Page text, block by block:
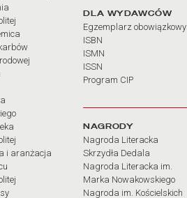
i aranżacja
DLA WYDAWCÓW
Egzemplarz obowiązkowy
ISBN
ISMN
ISSN
Program CIP
NAGRODY
Nagroda Literacka
Skrzydła Dedala
Nagroda Literacka im.
Marka Nowakowskiego
Nagroda im. Kościelskich